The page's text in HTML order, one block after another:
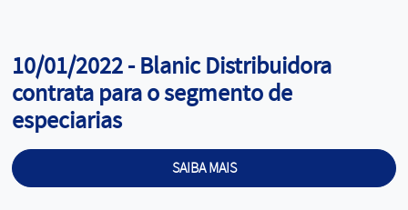
Cargo:
10/01/2022 - Blanic Distribuidora
contrata para o segmento de
especiarias
SAIBA MAIS